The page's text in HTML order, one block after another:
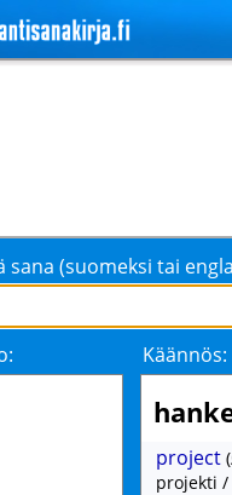
sana (suomeksi tai
Käännös:
project (
projekti /